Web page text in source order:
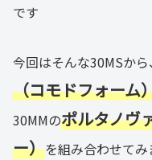
です
今回はそんな30MSから、
（コモドフォーム
30MMのポルタノヴ
ー）を組み合わせてみ